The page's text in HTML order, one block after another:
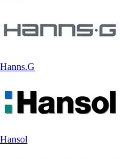
Hanns.G
Hansol